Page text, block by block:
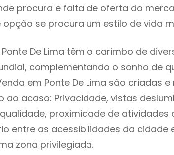
procura e falta de oferta do
se procura um estilo de vida
De Lima têm o carimbo de
complementando o sonho de
em Ponte De Lima são criadas
ao acaso: Privacidade, vistas
proximidade de atividades
entre as acessibilidades da cidade
zona privilegiada.